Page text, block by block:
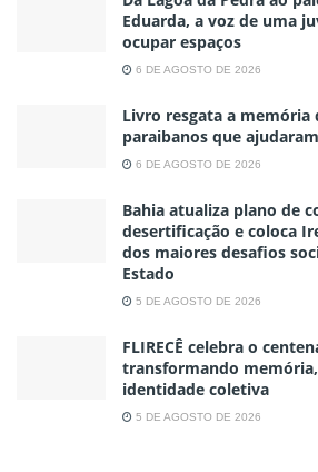
Eduarda, a voz de uma
ocupar espaços
6 DE AGOSTO DE 2026
Livro resgata a memória
paraibanos que
6 DE AGOSTO DE 2026
Bahia atualiza plano de
desertificação e coloca
dos maiores desafios
Estado
5 DE AGOSTO DE 2026
FLIRECÊ celebra o
transformando
identidade coletiva
5 DE AGOSTO DE 2026